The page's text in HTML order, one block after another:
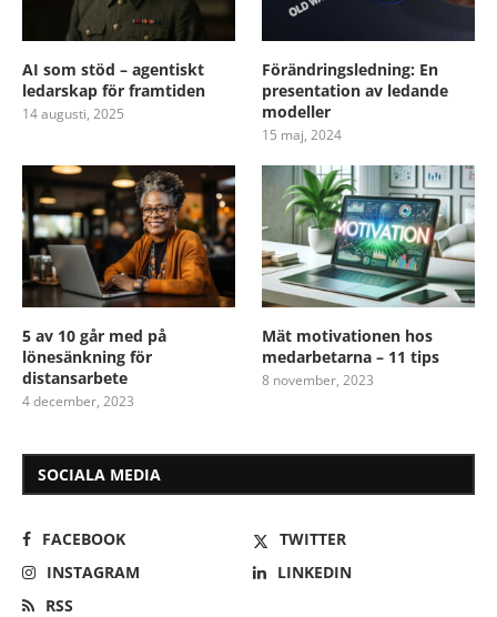
AI som stöd – agentiskt
ledarskap för framtiden
14 augusti, 2025
Förändringsledning: En
presentation av ledande
modeller
15 maj, 2024
5 av 10 går med på
lönesänkning för
distansarbete
4 december, 2023
Mät motivationen hos
medarbetarna – 11 tips
8 november, 2023
SOCIALA MEDIA
FACEBOOK
TWITTER
INSTAGRAM
LINKEDIN
RSS